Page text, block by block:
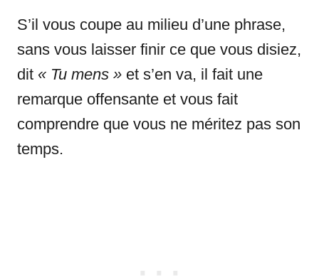
S’il vous coupe au milieu d’une phrase,
sans vous laisser finir ce que vous disiez,
dit « Tu mens » et s’en va, il fait une
remarque offensante et vous fait
comprendre que vous ne méritez pas son
temps.